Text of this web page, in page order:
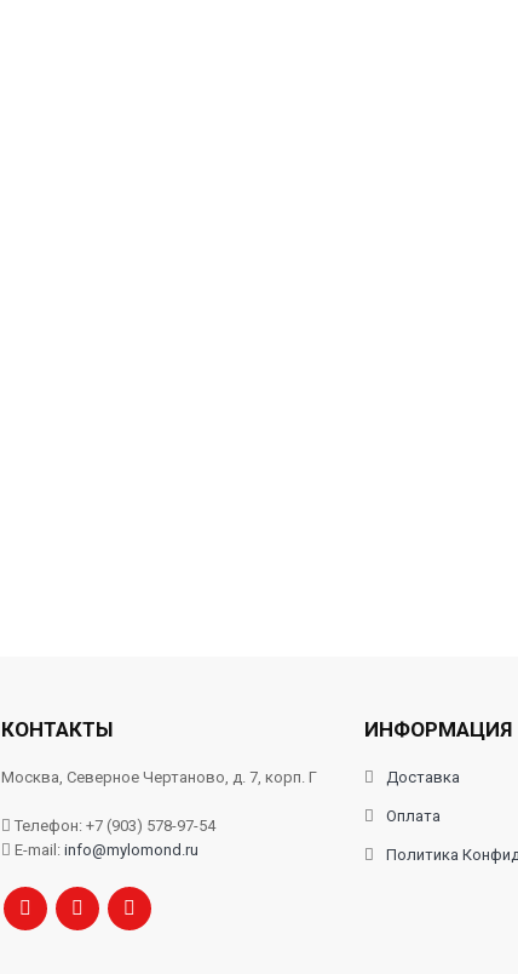
КОНТАКТЫ
Москва, Северное Чертаново, д. 7, корп. Г
Телефон: +7 (903) 578-97-54
E-mail: info@mylomond.ru
ИНФОРМАЦИЯ
Доставка
Оплата
Политика